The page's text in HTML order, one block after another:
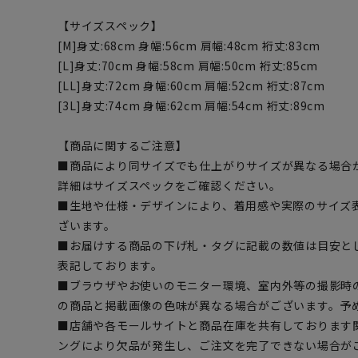
【サイズスペック】
[M]身丈:68cm 身幅:56cm 肩幅:48cm 裄丈:83cm
[L]身丈:70cm 身幅:58cm 肩幅:50cm 裄丈:85cm
[LL]身丈:72cm 身幅:60cm 肩幅:52cm 裄丈:87cm
[3L]身丈:74cm 身幅:62cm 肩幅:54cm 裄丈:89cm
【商品に関するご注意】
■商品により同サイズでも仕上がりサイズが異なる場合
詳細はサイズスペックをご確認ください。
■生地や仕様・デザインにより、着用感や実際のサイズ
ざいます。
■お届けする商品の下げ札・タグに記載の数値は目安
表記しております。
■ブラウザやお使いのモニター環境、室内外等の撮影時
の商品と掲載画像の色味が異なる場合がございます。予
■店舗や各モールサイトと商品在庫を共有しております
ングにより欠品が発生し、ご注文を完了できない場合